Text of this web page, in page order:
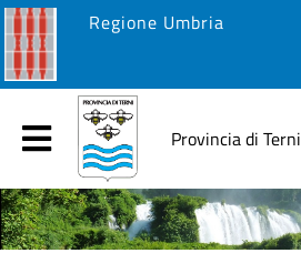
Regione Umbria
Provincia di Terni